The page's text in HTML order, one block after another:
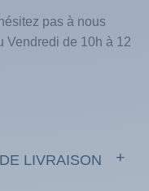
pas à nous
Vendredi de 10h à 12
LIVRAISON